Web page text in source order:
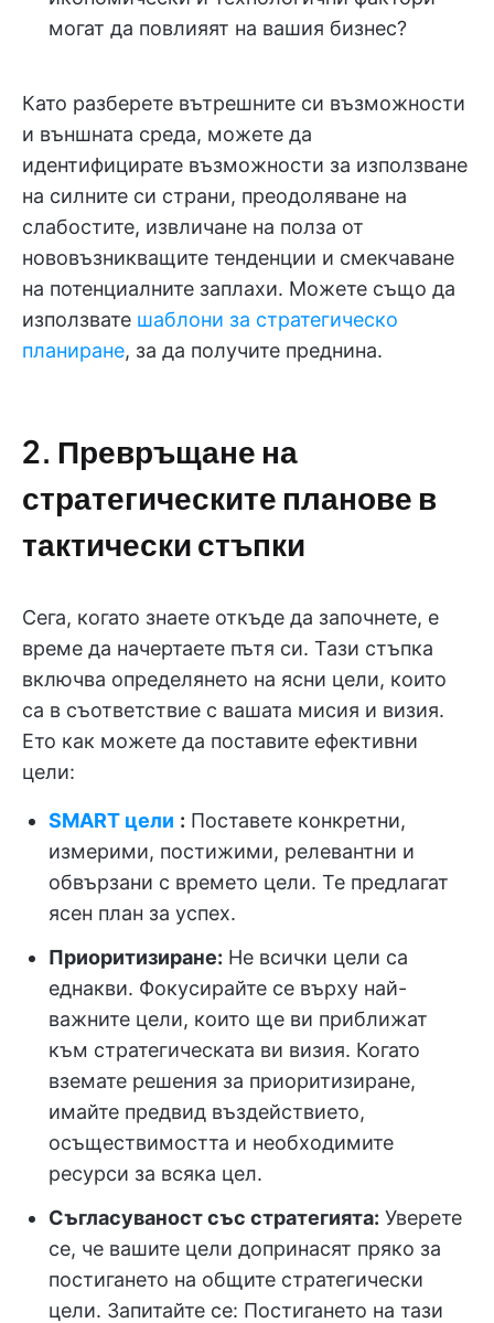
могат да повлияят на вашия бизнес?
Като разберете вътрешните си възможности
и външната среда, можете да
идентифицирате възможности за използване
на силните си страни, преодоляване на
слабостите, извличане на полза от
нововъзникващите тенденции и смекчаване
на потенциалните заплахи. Можете също да
използвате шаблони за стратегическо
планиране, за да получите преднина.
2. Превръщане на
стратегическите планове в
тактически стъпки
Сега, когато знаете откъде да започнете, е
време да начертаете пътя си. Тази стъпка
включва определянето на ясни цели, които
са в съответствие с вашата мисия и визия.
Ето как можете да поставите ефективни
цели:
SMART цели : Поставете конкретни,
измерими, постижими, релевантни и
обвързани с времето цели. Те предлагат
ясен план за успех.
Приоритизиране: Не всички цели са
еднакви. Фокусирайте се върху най-
важните цели, които ще ви приближат
към стратегическата ви визия. Когато
вземате решения за приоритизиране,
имайте предвид въздействието,
осъществимостта и необходимите
ресурси за всяка цел.
Съгласуваност със стратегията: Уверете
се, че вашите цели допринасят пряко за
постигането на общите стратегически
цели. Запитайте се: Постигането на тази